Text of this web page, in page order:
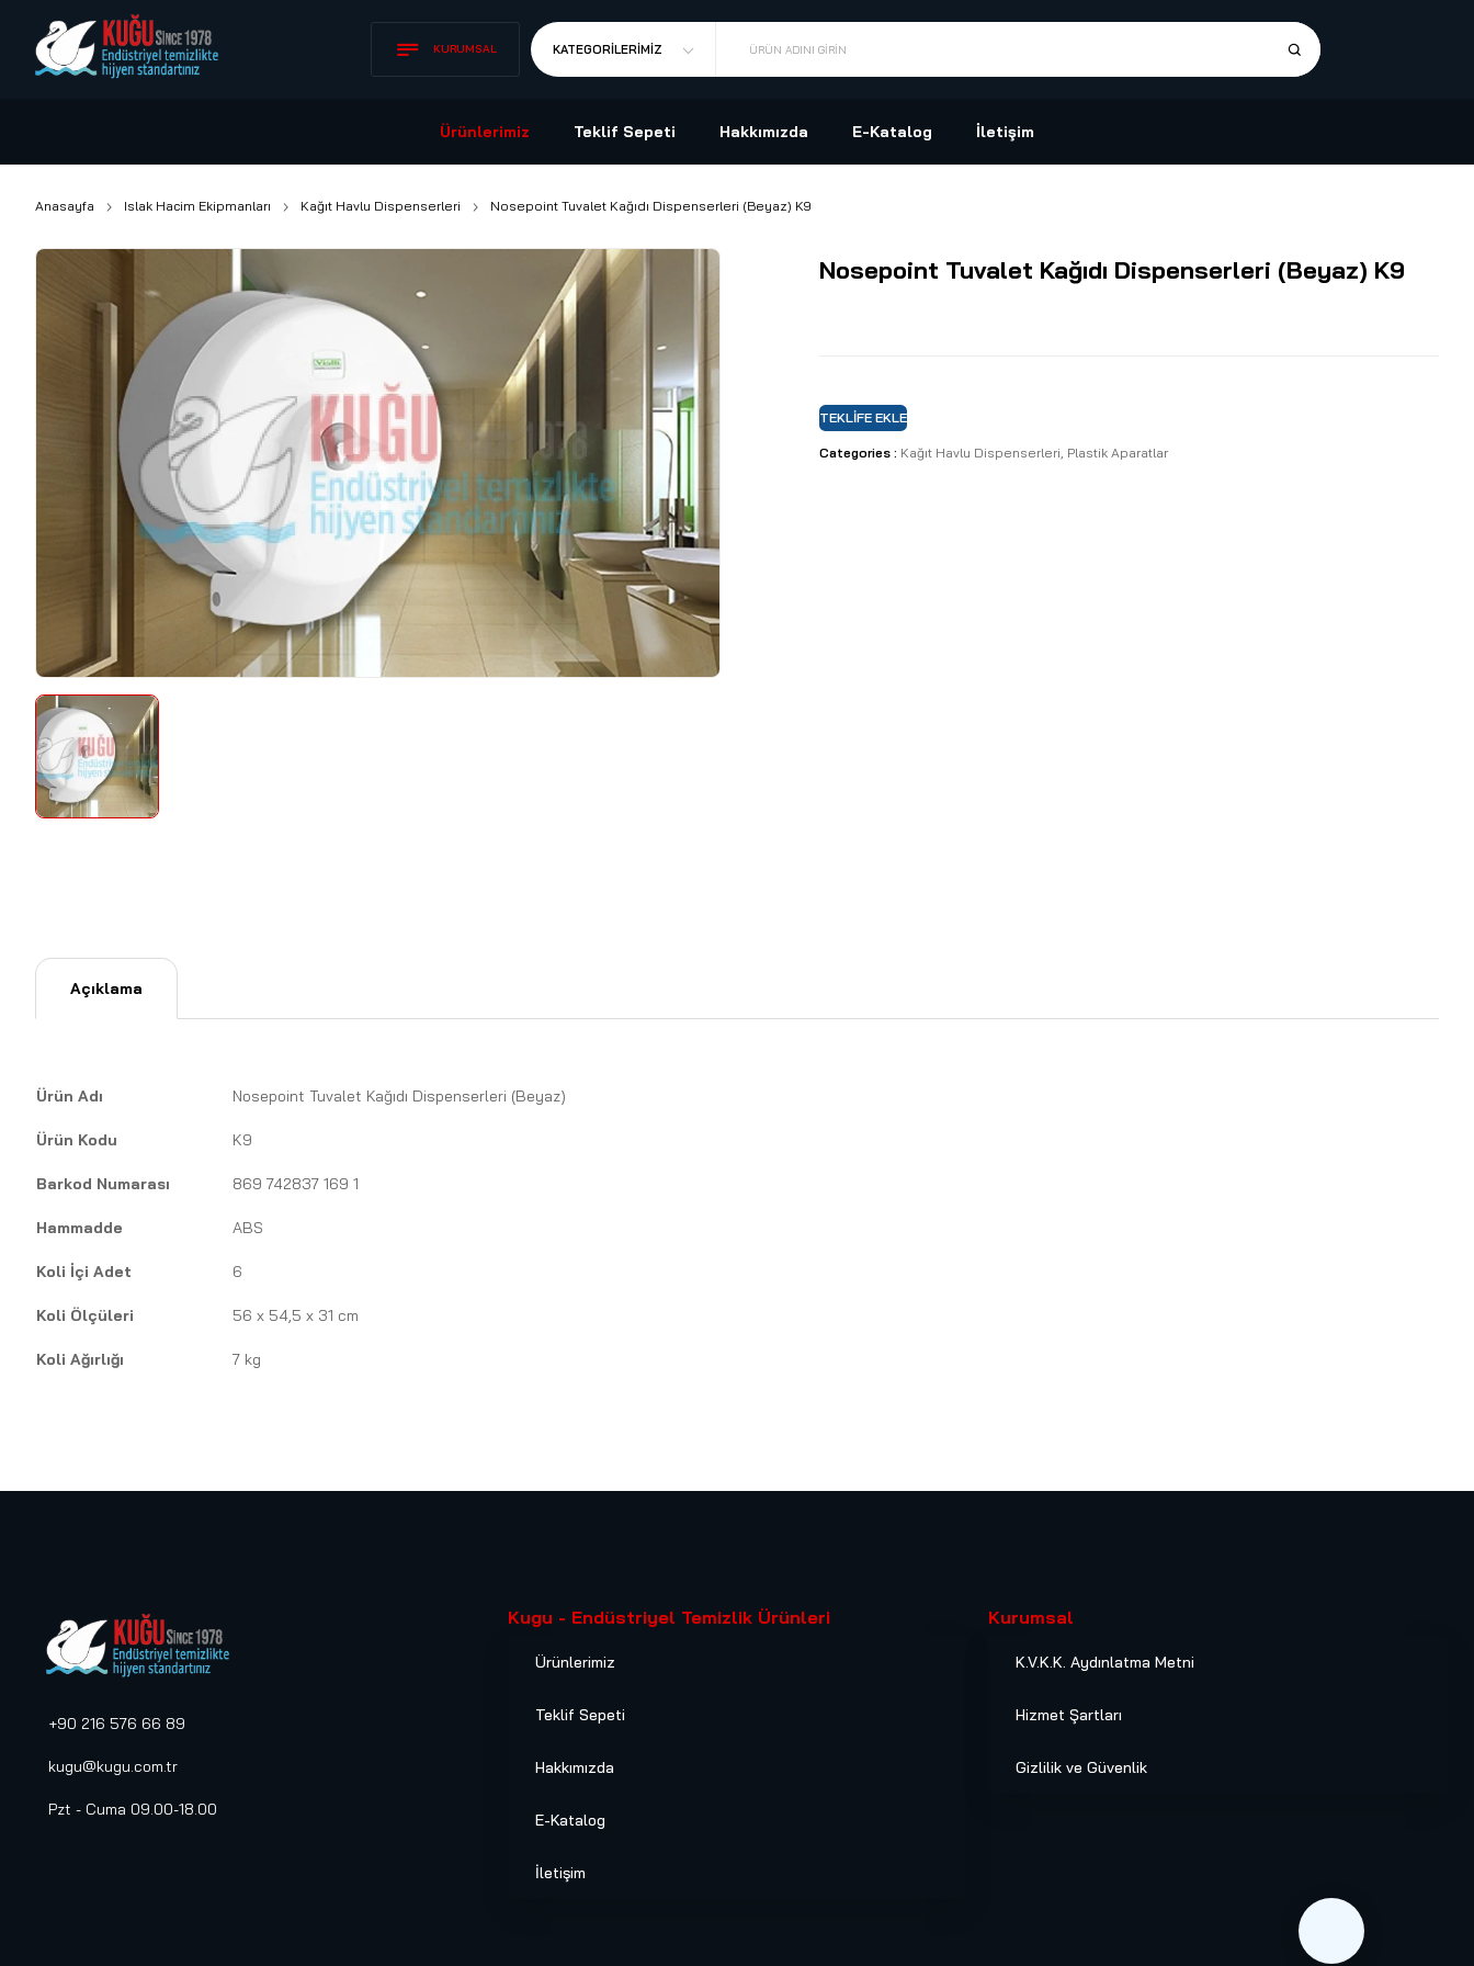
KURUMSAL KATEGORILERIMIZ ÜRÜN ADINI GIRIN
Ürünlerimiz Teklif Sepeti Hakkımızda E-Katalog İletişim
Anasayfa Islak Hacim Ekipmanları Kağıt Havlu Dispenserleri Nosepoint Tuvalet Kağıdı Dispenserleri (Beyaz) K9
Nosepoint Tuvalet Kağıdı Dispenserleri (Beyaz) K9
TEKLIFE EKLE
Categories : Kağıt Havlu Dispenserleri, Plastik Aparatlar
Açıklama
Ürün Adı Nosepoint Tuvalet Kağıdı Dispenserleri (Beyaz)
Ürün Kodu K9
Barkod Numarası 869 742837 169 1
Hammadde ABS
Koli İçi Adet 6
Koli Ölçüleri 56 x 54,5 x 31 cm
Koli Ağırlığı 7 kg
+90 216 576 66 89
kugu@kugu.com.tr
Pzt - Cuma 09.00-18.00
Kugu - Endüstriyel Temizlik Ürünleri
Ürünlerimiz
Teklif Sepeti
Hakkımızda
E-Katalog
İletişim
Kurumsal
K.V.K.K. Aydınlatma Metni
Hizmet Şartları
Gizlilik ve Güvenlik